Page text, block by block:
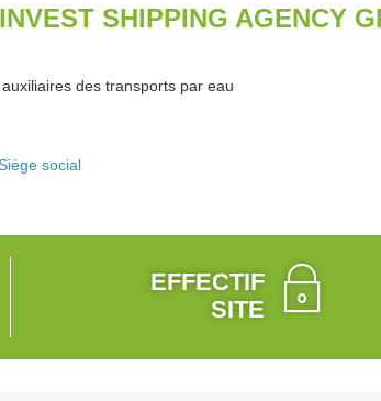
SHIPPING AGENCY
des transports par eau
social
EFFECTIF
SITE